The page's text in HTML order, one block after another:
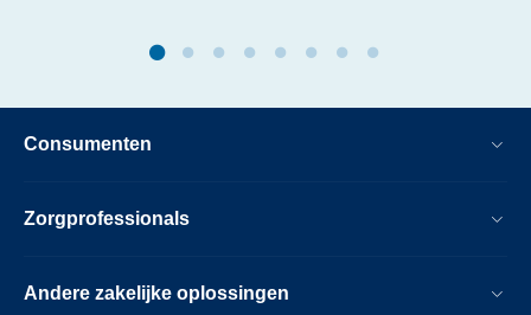
haar.html
Consumenten
Zorgprofessionals
Andere zakelijke oplossingen